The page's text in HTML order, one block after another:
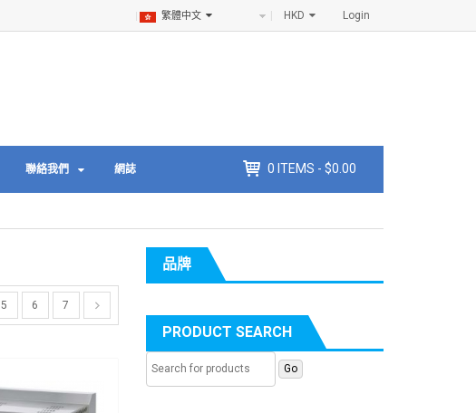
Login
HKD
繁體中文
聯絡我們 網誌 0 ITEMS - $0.00
5 6 7
品牌
PRODUCT SEARCH